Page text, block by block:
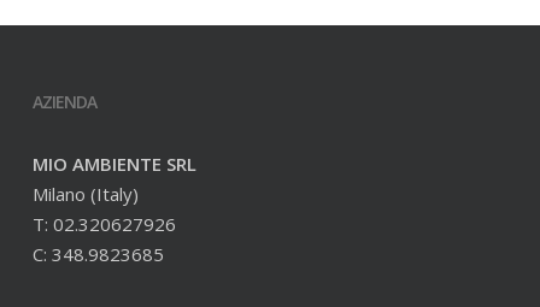
AZIENDA
MIO AMBIENTE SRL
Milano (Italy)
T: 02.320627926
C: 348.9823685